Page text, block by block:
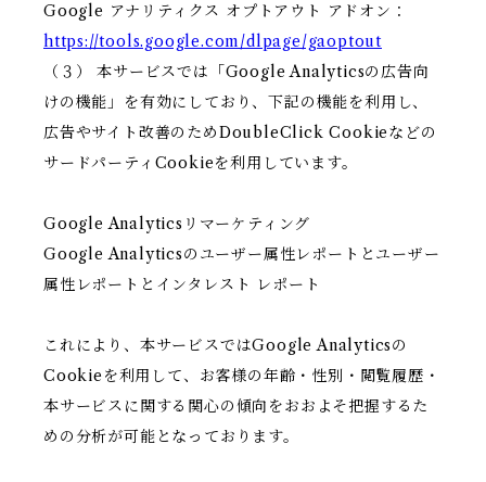
Google アナリティクス オプトアウト アドオン：
https://tools.google.com/dlpage/gaoptout
（３） 本サービスでは「Google Analyticsの広告向
けの機能」を有効にしており、下記の機能を利用し、
広告やサイト改善のためDoubleClick Cookieなどの
サードパーティCookieを利用しています。
Google Analyticsリマーケティング
Google Analyticsのユーザー属性レポートとユーザー
属性レポートとインタレスト レポート
これにより、本サービスではGoogle Analyticsの
Cookieを利用して、お客様の年齢・性別・閲覧履歴・
本サービスに関する関心の傾向をおおよそ把握するた
めの分析が可能となっております。